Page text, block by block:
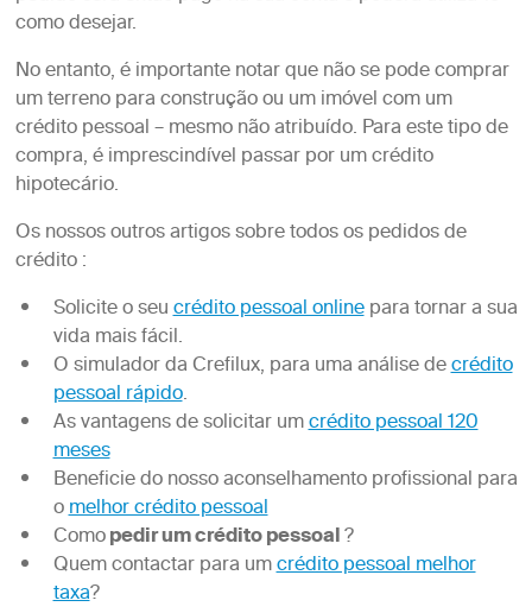
como desejar.
No entanto, é importante notar que não se pode comprar
um terreno para construção ou um imóvel com um
crédito pessoal – mesmo não atribuído. Para este tipo de
compra, é imprescindível passar por um crédito
hipotecário.
Os nossos outros artigos sobre todos os pedidos de
crédito :
Solicite o seucrédito pessoal onlinepara tornar a sua
vida mais fácil.
O simulador da Crefilux, para uma análise decrédito
pessoal rápido.
As vantagens de solicitar umcrédito pessoal 120
meses
Beneficie do nosso aconselhamento profissional para
omelhor crédito pessoal
Comopedir um crédito pessoal?
Quem contactar para umcrédito pessoal melhor
taxa?